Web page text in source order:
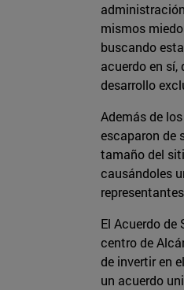
mismos
buscando
acuerdo en sí,
desarrollo
Además de
escaparon de
tamaño del
causándoles
El Acuerdo
centro de
de invertir en
un acuerdo